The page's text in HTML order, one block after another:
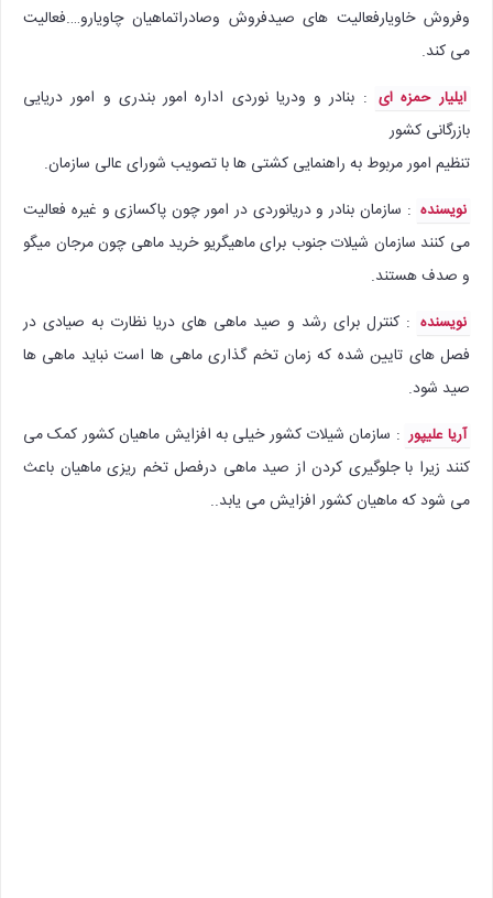
وفروش خاویارفعالیت های صیدفروش وصادراتماهیان چاویارو….فعالیت
می کند.
ایلیار حمزه ای : بنادر و ودریا نوردی اداره امور بندری و امور دریایی
بازرگانی کشور
تنظیم امور مربوط به راهنمایی کشتی ها با تصویب شورای عالی سازمان.
نویسنده : سازمان بنادر و دریانوردی در امور چون پاکسازی و غیره فعالیت
می کنند سازمان شیلات جنوب برای ماهیگریو خرید ماهی چون مرجان میگو
و صدف هستند.
نویسنده : کنترل برای رشد و صید ماهی های دریا نظارت به صیادی در
فصل های تایین شده که زمان تخم گذاری ماهی ها است نباید ماهی ها
صید شود.
آریا علیپور : سازمان شیلات کشور خیلی به افزایش ماهیان کشور کمک می
کنند زیرا با جلوگیری کردن از صید ماهی درفصل تخم ریزی ماهیان باعث
می شود که ماهیان کشور افزایش می یابد..